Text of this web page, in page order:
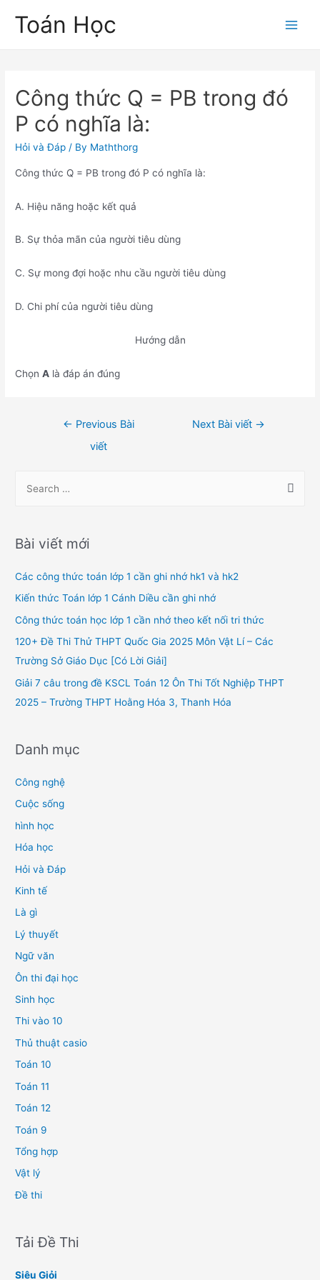
Toán Học
Công thức Q = PB trong đó
P có nghĩa là:
Hỏi và Đáp / By Maththorg
Công thức Q = PB trong đó P có nghĩa là:
A. Hiệu năng hoặc kết quả
B. Sự thỏa mãn của người tiêu dùng
C. Sự mong đợi hoặc nhu cầu người tiêu dùng
D. Chi phí của người tiêu dùng
Hướng dẫn
ChọnA là đáp án đúng
← Previous Bài
viết
Next Bài viết →
r
h
f
o
Bài viết mới
Các công thức toán lớp 1 cần ghi nhớ hk1 và hk2
Kiến thức Toán lớp 1 Cánh Diều cần ghi nhớ
Công thức toán học lớp 1 cần nhớ theo kết nối tri thức
120+ Đề Thi Thử THPT Quốc Gia 2025 Môn Vật Lí – Các
Trường Sở Giáo Dục [Có Lời Giải]
Giải 7 câu trong đề KSCL Toán 12 Ôn Thi Tốt Nghiệp THPT
2025 – Trường THPT Hoằng Hóa 3, Thanh Hóa
Danh mục
Công nghệ
Cuộc sống
hình học
Hóa học
Hỏi và Đáp
Kinh tế
Là gì
Lý thuyết
Ngữ văn
Ôn thi đại học
Sinh học
Thi vào 10
Thủ thuật casio
Toán 10
Toán 11
Toán 12
Toán 9
Tổng hợp
Vật lý
Đề thi
Tải Đề Thi
Siêu Giỏi